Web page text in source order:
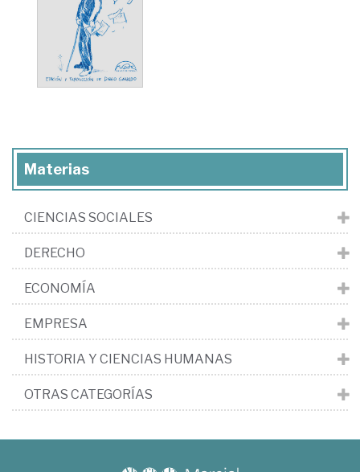
Materias
CIENCIAS SOCIALES
DERECHO
ECONOMÍA
EMPRESA
HISTORIA Y CIENCIAS HUMANAS
OTRAS CATEGORÍAS